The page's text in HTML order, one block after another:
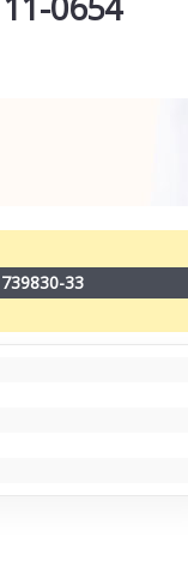
739830-33